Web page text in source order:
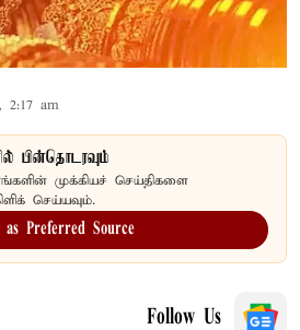
2:17 am
பின்தொடரவும்
முக்கியச் செய்திகளை
செய்யவும்.
as Preferred Source
Follow Us